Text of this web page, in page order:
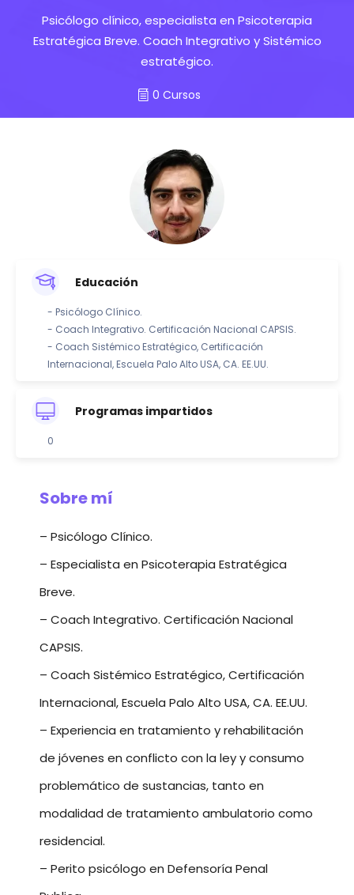
Psicólogo clínico, especialista en Psicoterapia
Estratégica Breve. Coach Integrativo y Sistémico
estratégico.
0 Cursos
Educación
- Psicólogo Clínico.
- Coach Integrativo. Certificación Nacional CAPSIS.
- Coach Sistémico Estratégico, Certificación
Internacional, Escuela Palo Alto USA, CA. EE.UU.
Programas impartidos
0
Sobre mí
– Psicólogo Clínico.
– Especialista en Psicoterapia Estratégica
Breve.
– Coach Integrativo. Certificación Nacional
CAPSIS.
– Coach Sistémico Estratégico, Certificación
Internacional, Escuela Palo Alto USA, CA. EE.UU.
– Experiencia en tratamiento y rehabilitación
de jóvenes en conflicto con la ley y consumo
problemático de sustancias, tanto en
modalidad de tratamiento ambulatorio como
residencial.
– Perito psicólogo en Defensoría Penal